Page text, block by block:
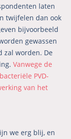
laten
twijfelen dan ook
bijvoorbeeld
gewassen
zal worden. De
Vanwege de
PVD-
van het
we erg blij, en